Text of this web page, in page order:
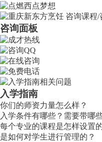
咨询面板
入学指南
你们的师资力量怎么样？
入学条件有哪些？需要带哪
每个专业的课程是怎样设置
是如何对学生进行管理的？